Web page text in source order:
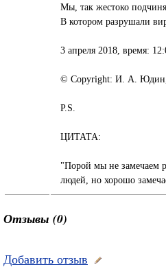
Мы, так жестоко
В котором разрушали
3 апреля 2018, время:
© Copyright: И. А. Юдин,
P.S.
ЦИТАТА:
"Порой мы не замечаем
людей, но хорошо
Отзывы (0)
Добавить отзыв